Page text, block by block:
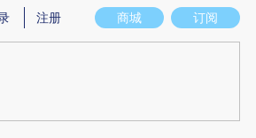
图存在偏差。不代表财新观点和立场。推荐点击
商城 订阅
注册